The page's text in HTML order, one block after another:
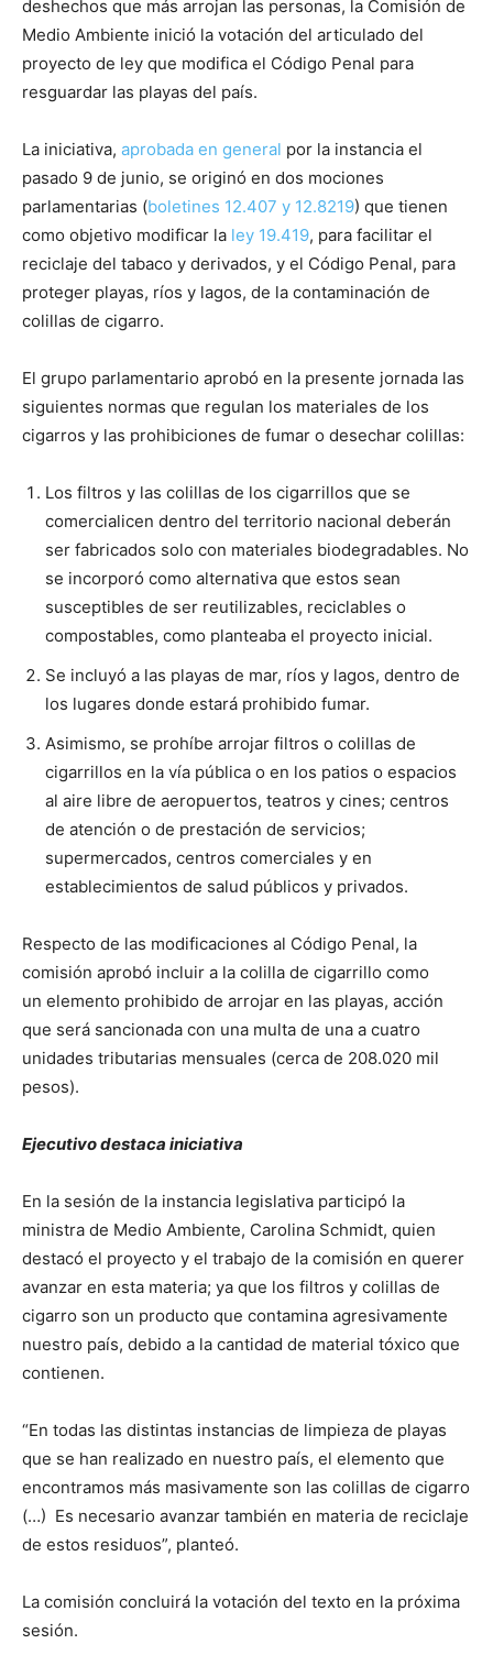
deshechos que más arrojan las personas, la Comisión de
Medio Ambiente inició la votación del articulado del
proyecto de ley que modifica el Código Penal para
resguardar las playas del país.
La iniciativa, aprobada en general por la instancia el
pasado 9 de junio, se originó en dos mociones
parlamentarias (boletines 12.407 y 12.8219) que tienen
como objetivo modificar la ley 19.419, para facilitar el
reciclaje del tabaco y derivados, y el Código Penal, para
proteger playas, ríos y lagos, de la contaminación de
colillas de cigarro.
El grupo parlamentario aprobó en la presente jornada las
siguientes normas que regulan los materiales de los
cigarros y las prohibiciones de fumar o desechar colillas:
Los filtros y las colillas de los cigarrillos que se
comercialicen dentro del territorio nacional deberán
ser fabricados solo con materiales biodegradables. No
se incorporó como alternativa que estos sean
susceptibles de ser reutilizables, reciclables o
compostables, como planteaba el proyecto inicial.
Se incluyó a las playas de mar, ríos y lagos, dentro de
los lugares donde estará prohibido fumar.
Asimismo, se prohíbe arrojar filtros o colillas de
cigarrillos en la vía pública o en los patios o espacios
al aire libre de aeropuertos, teatros y cines; centros
de atención o de prestación de servicios;
supermercados, centros comerciales y en
establecimientos de salud públicos y privados.
Respecto de las modificaciones al Código Penal, la
comisión aprobó incluir a la colilla de cigarrillo como
un elemento prohibido de arrojar en las playas, acción
que será sancionada con una multa de una a cuatro
unidades tributarias mensuales (cerca de 208.020 mil
pesos).
Ejecutivo destaca iniciativa
En la sesión de la instancia legislativa participó la
ministra de Medio Ambiente, Carolina Schmidt, quien
destacó el proyecto y el trabajo de la comisión en querer
avanzar en esta materia; ya que los filtros y colillas de
cigarro son un producto que contamina agresivamente
nuestro país, debido a la cantidad de material tóxico que
contienen.
“En todas las distintas instancias de limpieza de playas
que se han realizado en nuestro país, el elemento que
encontramos más masivamente son las colillas de cigarro
(…) Es necesario avanzar también en materia de reciclaje
de estos residuos”, planteó.
La comisión concluirá la votación del texto en la próxima
sesión.